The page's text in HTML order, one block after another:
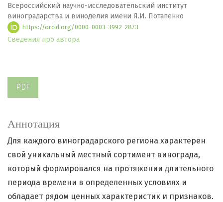
Всероссийский научно-исследовательский институт
виноградарства и виноделия имени Я.И. Потапенко
https://orcid.org/0000-0003-3992-2873
Сведения про автора
PDF
Аннотация
Для каждого виноградарского региона характерен
свой уникальный местный сортимент винограда,
который формировался на протяжении длительного
периода времени в определенных условиях и
обладает рядом ценных характеристик и признаков.